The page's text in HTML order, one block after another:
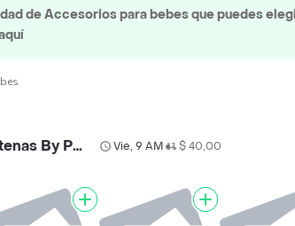
de Accesorios para bebes que puedes
Veterinaria Atenas By Palermo Vie, 9 AM• $ 40,00